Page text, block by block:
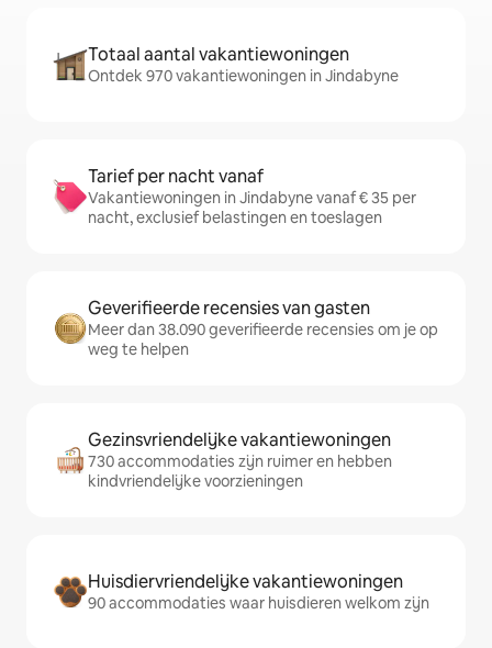
Totaal aantal vakantiewoningen
Ontdek 970 vakantiewoningen in Jindabyne
Tarief per nacht vanaf
Vakantiewoningen in Jindabyne vanaf € 35 per
nacht, exclusief belastingen en toeslagen
Geverifieerde recensies van gasten
Meer dan 38.090 geverifieerde recensies om je op
weg te helpen
Gezinsvriendelijke vakantiewoningen
730 accommodaties zijn ruimer en hebben
kindvriendelijke voorzieningen
Huisdiervriendelijke vakantiewoningen
90 accommodaties waar huisdieren welkom zijn